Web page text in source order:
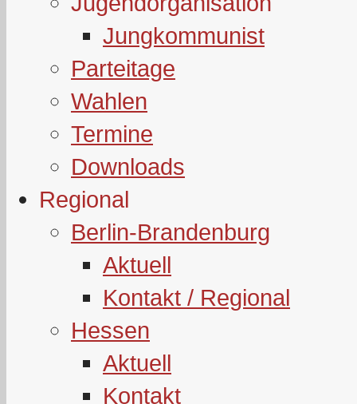
Jungkommunist
Parteitage
Wahlen
Termine
Downloads
Regional
Berlin-Brandenburg
Aktuell
Kontakt / Regional
Hessen
Aktuell
Kontakt